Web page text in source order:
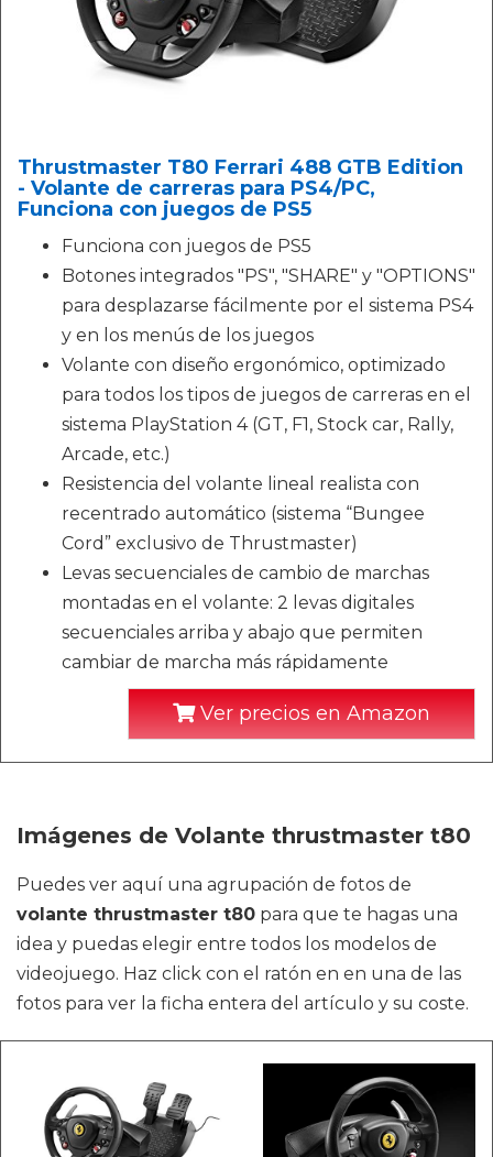
Thrustmaster T80 Ferrari 488 GTB Edition
- Volante de carreras para PS4/PC,
Funciona con juegos de PS5
Funciona con juegos de PS5
Botones integrados "PS", "SHARE" y "OPTIONS"
para desplazarse fácilmente por el sistema PS4
y en los menús de los juegos
Volante con diseño ergonómico, optimizado
para todos los tipos de juegos de carreras en el
sistema PlayStation 4 (GT, F1, Stock car, Rally,
Arcade, etc.)
Resistencia del volante lineal realista con
recentrado automático (sistema “Bungee
Cord” exclusivo de Thrustmaster)
Levas secuenciales de cambio de marchas
montadas en el volante: 2 levas digitales
secuenciales arriba y abajo que permiten
cambiar de marcha más rápidamente
Ver precios en Amazon
Imágenes de Volante thrustmaster t80
Puedes ver aquí una agrupación de fotos de
volante thrustmaster t80 para que te hagas una
idea y puedas elegir entre todos los modelos de
videojuego. Haz click con el ratón en en una de las
fotos para ver la ficha entera del artículo y su coste.